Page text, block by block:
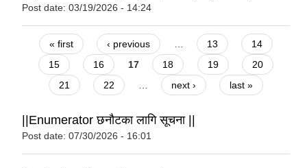
Post date: 03/19/2026 - 14:24
Pages
« first ‹ previous 13
14
15
16 17 18 19
20
21
22 next › last »
||Enumerator छनौटका लागि सूचना ||
Post date: 07/30/2026 - 16:01